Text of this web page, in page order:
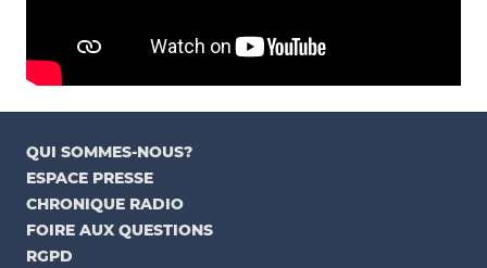
QUI SOMMES-NOUS?
ESPACE PRESSE
CHRONIQUE RADIO
FOIRE AUX QUESTIONS
RGPD